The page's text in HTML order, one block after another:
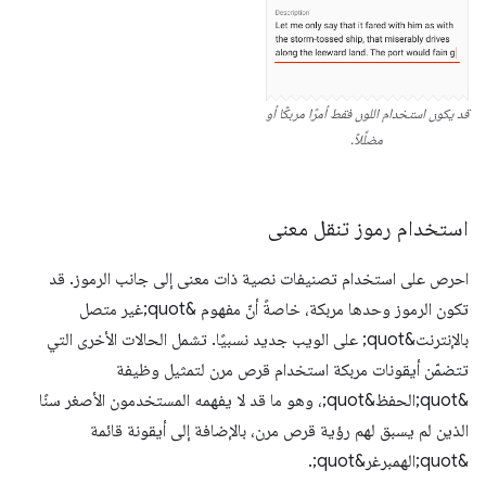
قد يكون استخدام اللون فقط أمرًا مربكًا أو
مضلِّلاً.
استخدام رموز تنقل معنى
احرص على استخدام تصنيفات نصية ذات معنى إلى جانب الرموز. قد
تكون الرموز وحدها مربكة، خاصةً أنّ مفهوم &quot;غير متصل
بالإنترنت&quot; على الويب جديد نسبيًا. تشمل الحالات الأخرى التي
تتضمّن أيقونات مربكة استخدام قرص مرن لتمثيل وظيفة
&quot;الحفظ&quot;، وهو ما قد لا يفهمه المستخدمون الأصغر سنًا
الذين لم يسبق لهم رؤية قرص مرن، بالإضافة إلى أيقونة قائمة
&quot;الهمبرغر&quot;.